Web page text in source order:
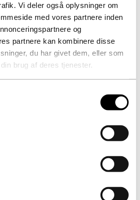
Vi deler også oplysninger om
med vores partnere inden
og
partnere kan kombinere disse
du har givet dem, eller som
brug af deres tjenester.